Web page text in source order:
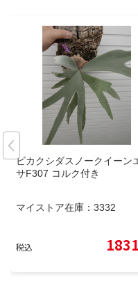
ビカクシダスノークイーン
サF307 コルク付き
マイストア在庫： 3332
税込